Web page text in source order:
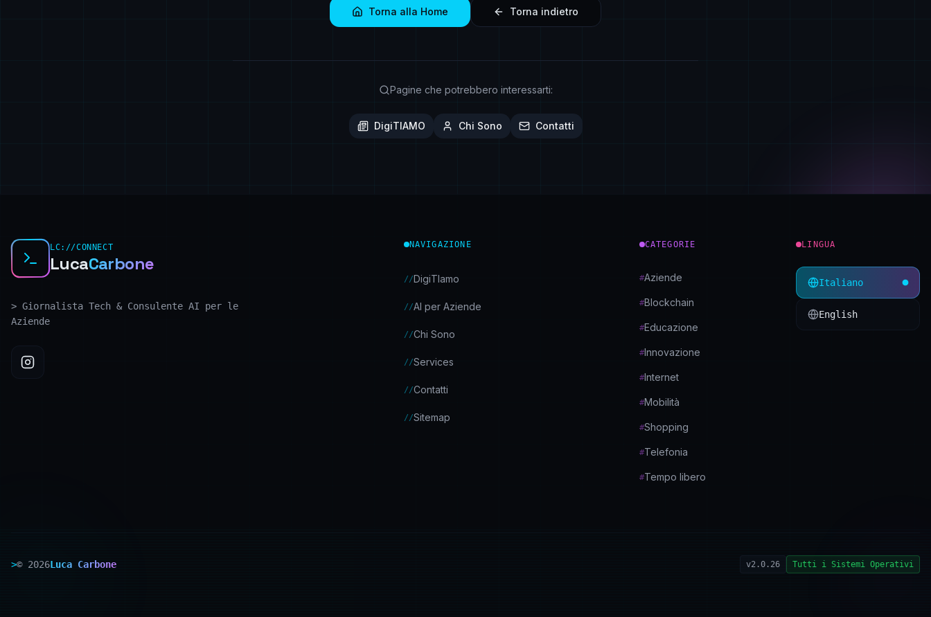
Torna alla Home Torna indietro
Pagine che potrebbero interessarti:
DigiTIAMO Chi Sono Contatti
LC://CONNECT
LucaCarbone
> Giornalista Tech & Consulente AI per le
Aziende
NAVIGAZIONE
//DigiTIamo
//AI per Aziende
//Chi Sono
//Services
//Contatti
//Sitemap
CATEGORIE
#Aziende
#Blockchain
#Educazione
#Innovazione
#Internet
#Mobilità
#Shopping
#Telefonia
#Tempo libero
LINGUA
Italiano
English
>© 2026Luca Carbone v2.0.26 Tutti i Sistemi Operativi